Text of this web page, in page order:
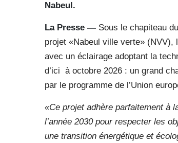
Nabeul.
La Presse — Sous le chapiteau
projet «Nabeul ville verte» (NVV),
avec un éclairage adoptant la
d’ici à octobre 2026 : un grand
par le programme de l’Union
«Ce projet adhère parfaitement à
l’année 2030 pour respecter les
une transition énergétique et